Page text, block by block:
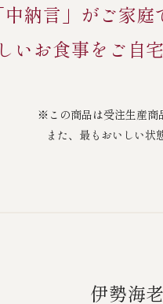
お
納言」がご家
いお食事をご
※この商品は受注生産商
また、最もおいしい状
伊勢海